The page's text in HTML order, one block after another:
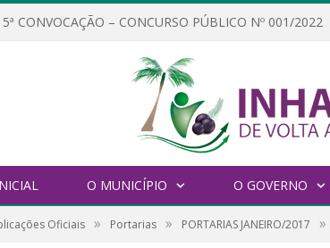
5ª CONVOCAÇÃO – CONCURSO PÚBLICO Nº 001/2022
O MUNICÍPIO O GOVERNO
Oficiais » Portarias » PORTARIAS JANEIRO/2017 »